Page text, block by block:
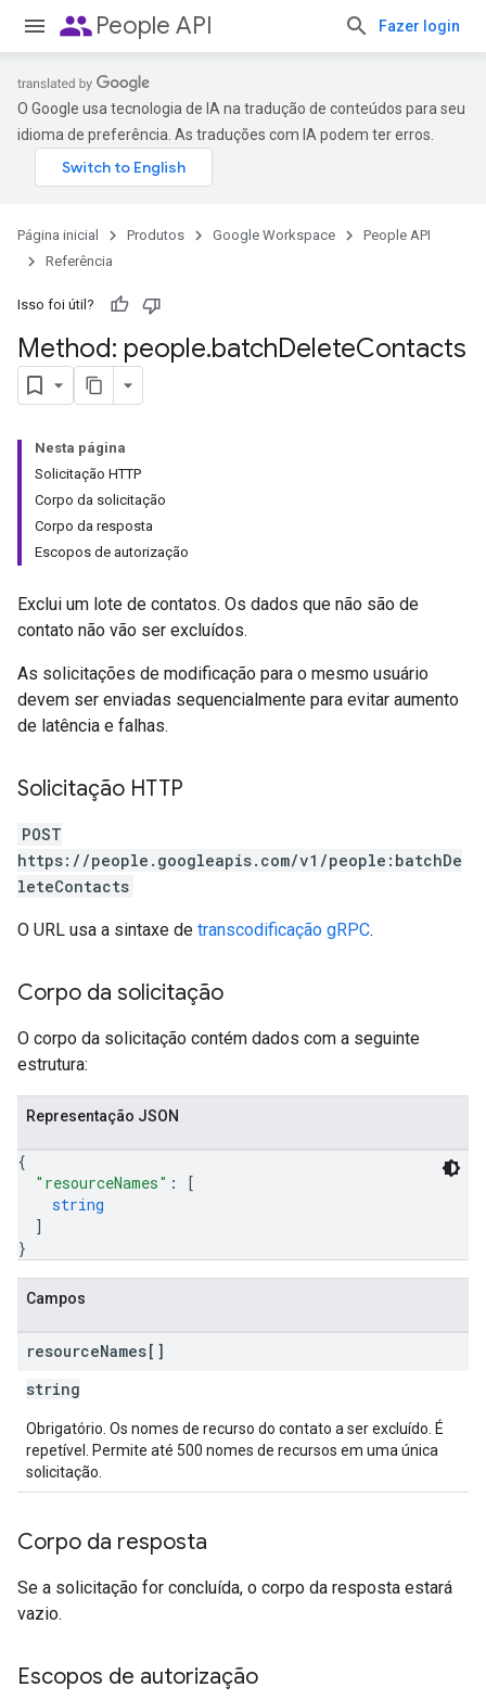
peoplePeople API Fazer login
O Google usa tecnologia de IA na tradução de conteúdos para seu
idioma de preferência. As traduções com IA podem ter erros.
Página inicial Produtos Google Workspace
People API
Referência
Isso foi útil?
Method: people.batchDeleteContacts
Nesta página
Solicitação HTTP
Corpo da solicitação
Corpo da resposta
Escopos de autorização
Exclui um lote de contatos. Os dados que não são de
contato não vão ser excluídos.
As solicitações de modificação para o mesmo usuário
devem ser enviadas sequencialmente para evitar aumento
de latência e falhas.
Solicitação HTTP
POST
https://people.googleapis.com/v1/people:batchDe
leteContacts
O URL usa a sintaxe de transcodificação gRPC.
Corpo da solicitação
O corpo da solicitação contém dados com a seguinte
estrutura:
Representação JSON
{
"resourceNames" :
[
string
]
}
Campos
resourceNames[]
string
Obrigatório. Os nomes de recurso do contato a ser excluído. É
repetível. Permite até 500 nomes de recursos em uma única
solicitação.
Corpo da resposta
Se a solicitação for concluída, o corpo da resposta estará
vazio.
Escopos de autorização